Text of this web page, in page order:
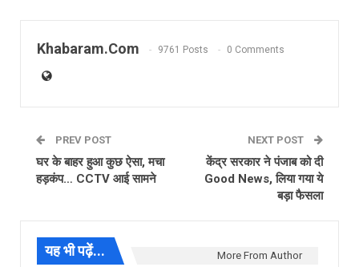
Khabaram.Com 9761 Posts 0 Comments
PREV POST
घर के बाहर हुआ कुछ ऐसा, मचा
हड़कंप… CCTV आई सामने
NEXT POST
केंद्र सरकार ने पंजाब को दी
Good News, लिया गया ये
बड़ा फैसला
यह भी पढ़ें... More From Author